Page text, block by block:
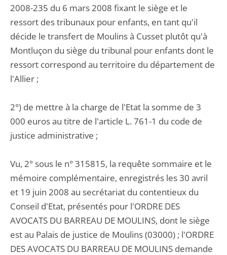
2008-235 du 6 mars 2008 fixant le siège et le
ressort des tribunaux pour enfants, en tant qu'il
décide le transfert de Moulins à Cusset plutôt qu'à
Montluçon du siège du tribunal pour enfants dont le
ressort correspond au territoire du département de
l'Allier ;
2°) de mettre à la charge de l'Etat la somme de 3
000 euros au titre de l'article L. 761-1 du code de
justice administrative ;
Vu, 2° sous le n° 315815, la requête sommaire et le
mémoire complémentaire, enregistrés les 30 avril
et 19 juin 2008 au secrétariat du contentieux du
Conseil d'Etat, présentés pour l'ORDRE DES
AVOCATS DU BARREAU DE MOULINS, dont le siège
est au Palais de justice de Moulins (03000) ; l'ORDRE
DES AVOCATS DU BARREAU DE MOULINS demande